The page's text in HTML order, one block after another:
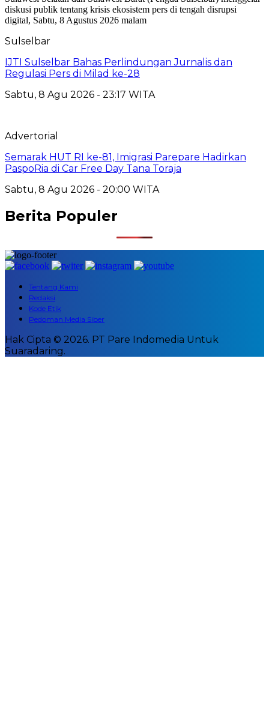
Sulselbar
IJTI Sulselbar Bahas Perlindungan Jurnalis dan
Regulasi Pers di Milad ke-28
Sabtu, 8 Agu 2026 - 23:17 WITA
Advertorial
Semarak HUT RI ke-81, Imigrasi Parepare Hadirkan
PaspoRia di Car Free Day Tana Toraja
Sabtu, 8 Agu 2026 - 20:00 WITA
Berita Populer
Tentang Kami
Redaksi
Kode Etik
Pedoman Media Siber
Hak Cipta © 2026. PT Pare Indomedia Untuk
Suaradaring.